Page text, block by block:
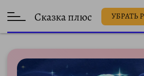
Сказка плюс УБРАТЬ